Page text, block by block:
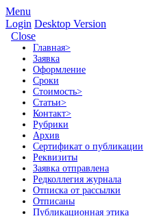
Menu
Login Desktop Version
Close
Главная>
Заявка
Оформление
Сроки
Стоимость>
Статьи>
Контакт>
Рубрики
Архив
Сертификат о публикации
Реквизиты
Заявка отправлена
Редколлегия журнала
Отписка от рассылки
Отписаны
Публикационная этика